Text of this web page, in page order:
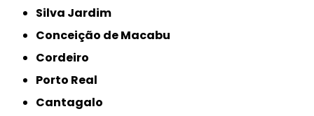
Silva Jardim
Conceição de Macabu
Cordeiro
Porto Real
Cantagalo